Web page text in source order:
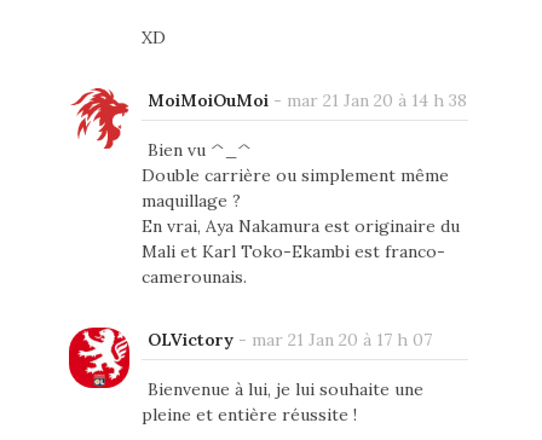
XD
MoiMoiOuMoi- mar 21 Jan 20 à 14 h 38
Bien vu ^_^
Double carrière ou simplement même
maquillage ?
En vrai, Aya Nakamura est originaire du
Mali et Karl Toko-Ekambi est franco-
camerounais.
OLVictory- mar 21 Jan 20 à 17 h 07
Bienvenue à lui, je lui souhaite une
pleine et entière réussite !